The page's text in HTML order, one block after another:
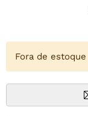
Fora de estoque